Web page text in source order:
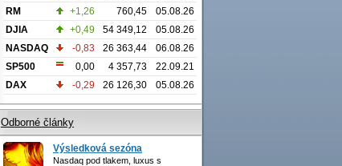
RM
+1,26 760,45
05.08.26
DJIA
+0,49 54 349,12
05.08.26
NASDAQ
-0,83 26 363,44
06.08.26
SP500
0,00 4 357,73
22.09.21
DAX
-0,29 26 126,30 05.08.26
Odborné články
Výsledková sezóna
Nasdaq pod tlakem, luxus s